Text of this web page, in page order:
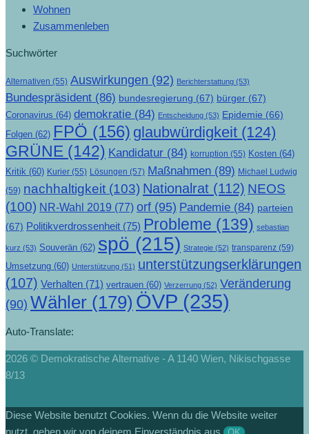
Wohnen
Zusammenleben
Suchwörter
Alternativen (55) Auswirkungen (92) Berichterstattung (53)
Bundespräsident (86) bundesregierung (67) bürger (67)
Coronavirus (64) demokratie (84) Entscheidung (53) Epidemie (66)
Folgen (62) FPÖ (156) glaubwürdigkeit (124)
GRÜNE (142) Kandidatur (84) korruption (55) Kosten (64)
Kritik (60) Kurier (55) Lösungen (57) Maßnahmen (89) Michael Ludwig
(59) nachhaltigkeit (103) Nationalrat (112) NEOS
(100) NR-Wahl 2019 (77) orf (95) Pandemie (84) parteien
(67) Politikverdrossenheit (75) Probleme (139) sebastian
kurz (53) Souverän (62) spö (215) Strategie (52) transparenz (59)
Umsetzung (60) Unterstützung (51) unterstützungserklärungen
(107) Verhalten (71) vertrauen (60) Verzerrung (52) Veränderung
(90) Wähler (179) ÖVP (235)
Auto-Translate:
2026 © Demokratische Alternative - A 1140 Wien, Nikischgasse
8/13
Diese Website benutzt Cookies. Wenn du die Website weiter